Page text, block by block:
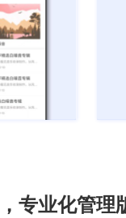
，专业化管理